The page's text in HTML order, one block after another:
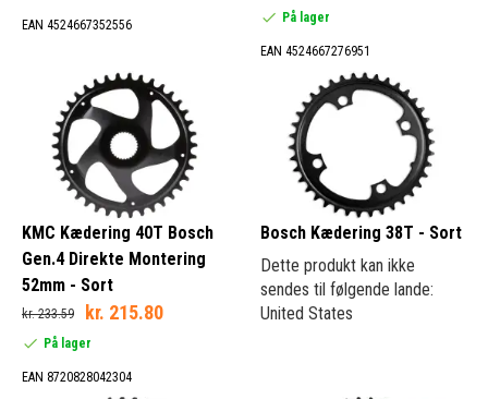
Allround (3)
Cykel-cross (30)
Forskifter (1)
50 mm (8)
64 mm (70)
64/104 mm (9)
EAN 4524667352556 På lager
EAN 4524667276951
KMC Kædering 40T Bosch
Gen.4 Direkte Montering
52mm - Sort
kr. 233.59 kr. 215.80
På lager
EAN 8720828042304
Bosch Kædering 38T - Sort
Dette produkt kan ikke
sendes til følgende lande:
United States